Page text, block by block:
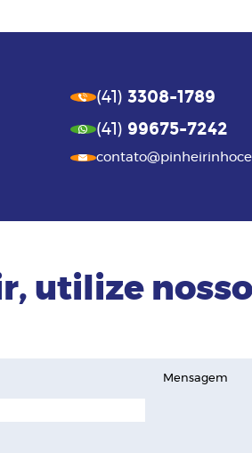
(41) 3308-1789
(41) 99675-7242
utilize
Mensagem